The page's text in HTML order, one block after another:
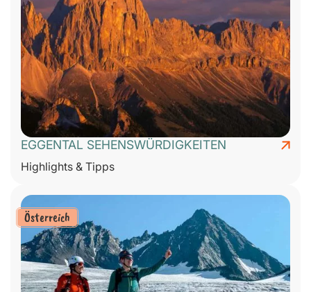
EGGENTAL SEHENSWÜRDIGKEITEN
Highlights & Tipps
Österreich